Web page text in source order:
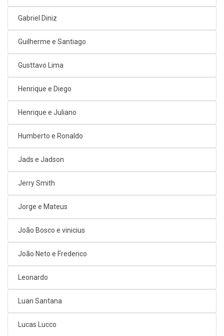
Gabriel Diniz
Guilherme e Santiago
Gusttavo Lima
Henrique e Diego
Henrique e Juliano
Humberto e Ronaldo
Jads e Jadson
Jerry Smith
Jorge e Mateus
João Bosco e vinicius
João Neto e Frederico
Leonardo
Luan Santana
Lucas Lucco